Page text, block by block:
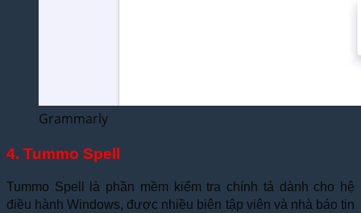
Grammarly
4. Tummo Spell
Tummo Spell là phần mềm kiểm tra chính tả dành cho hệ
điều hành Windows, được nhiều biên tập viên và nhà báo tin